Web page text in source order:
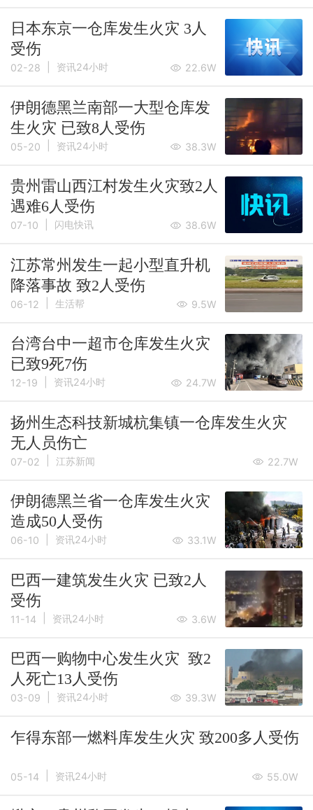
日本东京一仓库发生火灾 3人
受伤
02-28 资讯24小时 22.6W
伊朗德黑兰南部一大型仓库发
生火灾 已致8人受伤
05-20 资讯24小时 38.3W
贵州雷山西江村发生火灾致2人
遇难6人受伤
07-10 闪电快讯 38.6W
江苏常州发生一起小型直升机
降落事故 致2人受伤
06-12 生活帮 9.5W
台湾台中一超市仓库发生火灾
已致9死7伤
12-19 资讯24小时 24.7W
扬州生态科技新城杭集镇一仓库发生火灾
无人员伤亡
07-02 江苏新闻 22.7W
伊朗德黑兰省一仓库发生火灾
造成50人受伤
06-10 资讯24小时 33.1W
巴西一建筑发生火灾 已致2人
受伤
11-14 资讯24小时 3.6W
巴西一购物中心发生火灾 致2
人死亡13人受伤
03-09 资讯24小时 39.3W
乍得东部一燃料库发生火灾 致200多人受伤
05-14 资讯24小时 55.0W